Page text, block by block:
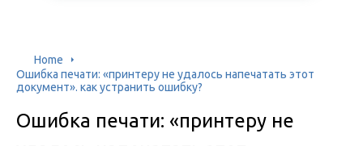
Home
Ошибка печати: «принтеру не удалось напечатать этот
документ». как устранить ошибку?
Ошибка печати: «принтеру не